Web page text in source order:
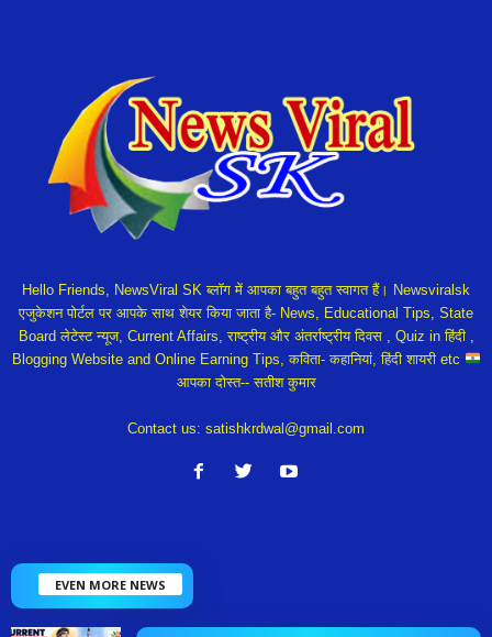
Hello Friends, NewsViral SK ब्लॉग में आपका बहुत बहुत स्वागत हैं। Newsviralsk
एजुकेशन पोर्टल पर आपके साथ शेयर किया जाता है- News, Educational Tips, State
Board लेटेस्ट न्यूज, Current Affairs, राष्ट्रीय और अंतर्राष्ट्रीय दिवस , Quiz in हिंदी ,
Blogging Website and Online Earning Tips, कविता- कहानियां, हिंदी शायरी etc
आपका दोस्त-- सतीश कुमार
Contact us: satishkrdwal@gmail.com
EVEN MORE NEWS